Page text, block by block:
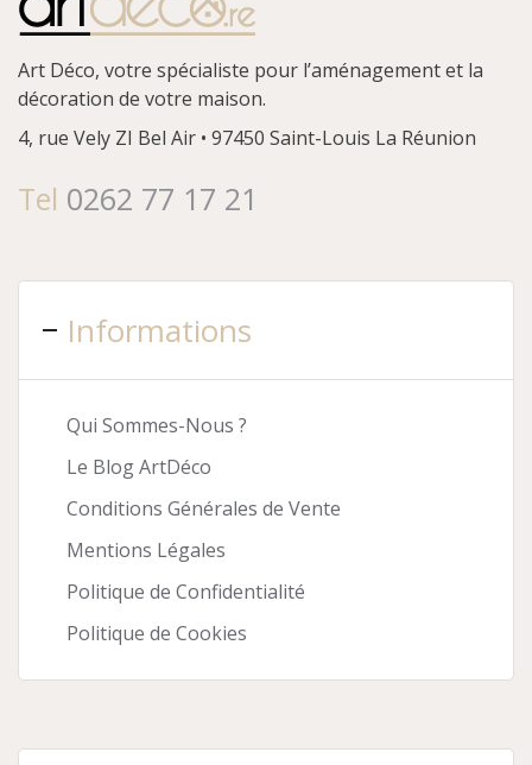
Art Déco, votre spécialiste pour l’aménagement et la
décoration de votre maison.
4, rue Vely ZI Bel Air • 97450 Saint-Louis La Réunion
Tel 0262 77 17 21
Informations
Qui Sommes-Nous ?
Le Blog ArtDéco
Conditions Générales de Vente
Mentions Légales
Politique de Confidentialité
Politique de Cookies